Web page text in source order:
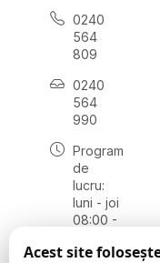
0240
564
809
0240
564
990
Program
de
lucru:
luni - joi
08:00 -
vineri
Acest site